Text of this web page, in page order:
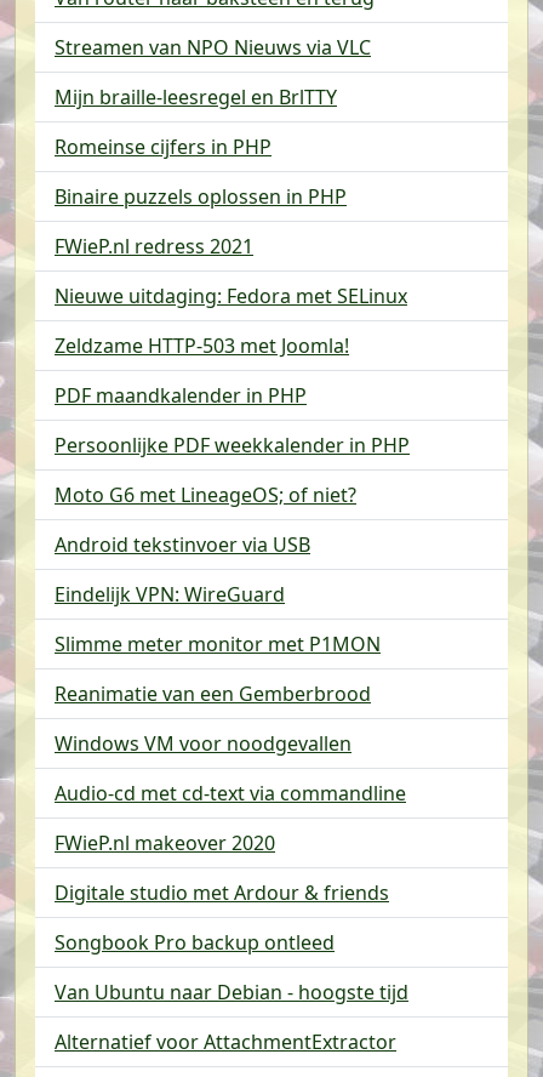
Streamen van NPO Nieuws via VLC
Mijn braille-leesregel en BrlTTY
Romeinse cijfers in PHP
Binaire puzzels oplossen in PHP
FWieP.nl redress 2021
Nieuwe uitdaging: Fedora met SELinux
Zeldzame HTTP-503 met Joomla!
PDF maandkalender in PHP
Persoonlijke PDF weekkalender in PHP
Moto G6 met LineageOS; of niet?
Android tekstinvoer via USB
Eindelijk VPN: WireGuard
Slimme meter monitor met P1MON
Reanimatie van een Gemberbrood
Windows VM voor noodgevallen
Audio-cd met cd-text via commandline
FWieP.nl makeover 2020
Digitale studio met Ardour & friends
Songbook Pro backup ontleed
Van Ubuntu naar Debian - hoogste tijd
Alternatief voor AttachmentExtractor